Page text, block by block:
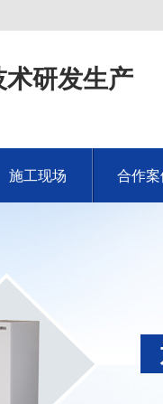
研发生产
施工现场 合作